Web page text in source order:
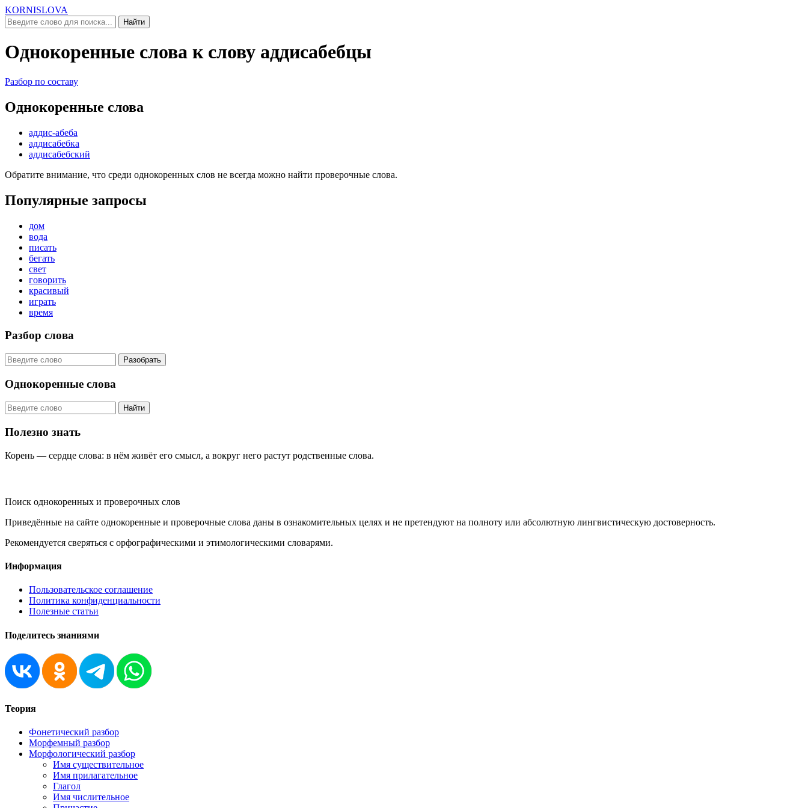
KORNISLOVA
Найти
Однокоренные слова к слову аддисабебцы
Разбор по составу
Однокоренные слова
аддис-абеба
аддисабебка
аддисабебский
Обратите внимание, что среди однокоренных слов не всегда можно найти проверочные слова.
Популярные запросы
дом
вода
писать
бегать
свет
говорить
красивый
играть
время
Разбор слова
Разобрать
Однокоренные слова
Найти
Полезно знать
Корень — сердце слова: в нём живёт его смысл, а вокруг него растут родственные слова.
Поиск однокоренных и проверочных слов
Приведённые на сайте однокоренные и проверочные слова даны в ознакомительных целях и не претендуют на полноту или абсолютную лингвистическую достоверность.
Рекомендуется сверяться с орфографическими и этимологическими словарями.
Информация
Пользовательское соглашение
Политика конфиденциальности
Полезные статьи
Поделитесь знаниями
Теория
Фонетический разбор
Морфемный разбор
Морфологический разбор
Имя существительное
Имя прилагательное
Глагол
Имя числительное